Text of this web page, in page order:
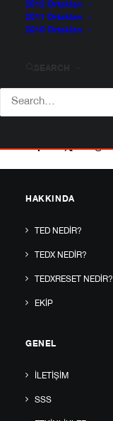
2012 Ortakları
2011 Ortakları
2010 Ortakları
HAKKINDA
TED NEDIR?
TEDX NEDIR?
TEDXRESET NEDIR?
EKIP
GENEL
İLETIŞIM
SSS